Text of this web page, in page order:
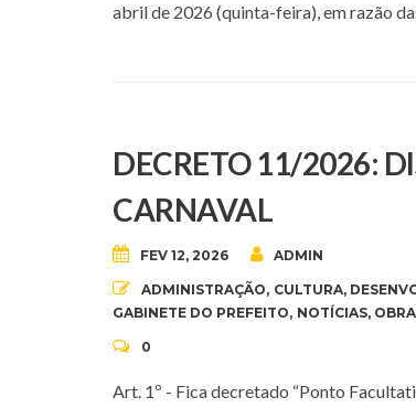
abril de 2026 (quinta-feira), em razão
DECRETO 11/2026:
CARNAVAL
FEV 12, 2026 ADMIN
ADMINISTRAÇÃO, CULTURA,
GABINETE DO PREFEITO, NOTÍCIAS,
0
Art. 1º - Fica decretado “Ponto